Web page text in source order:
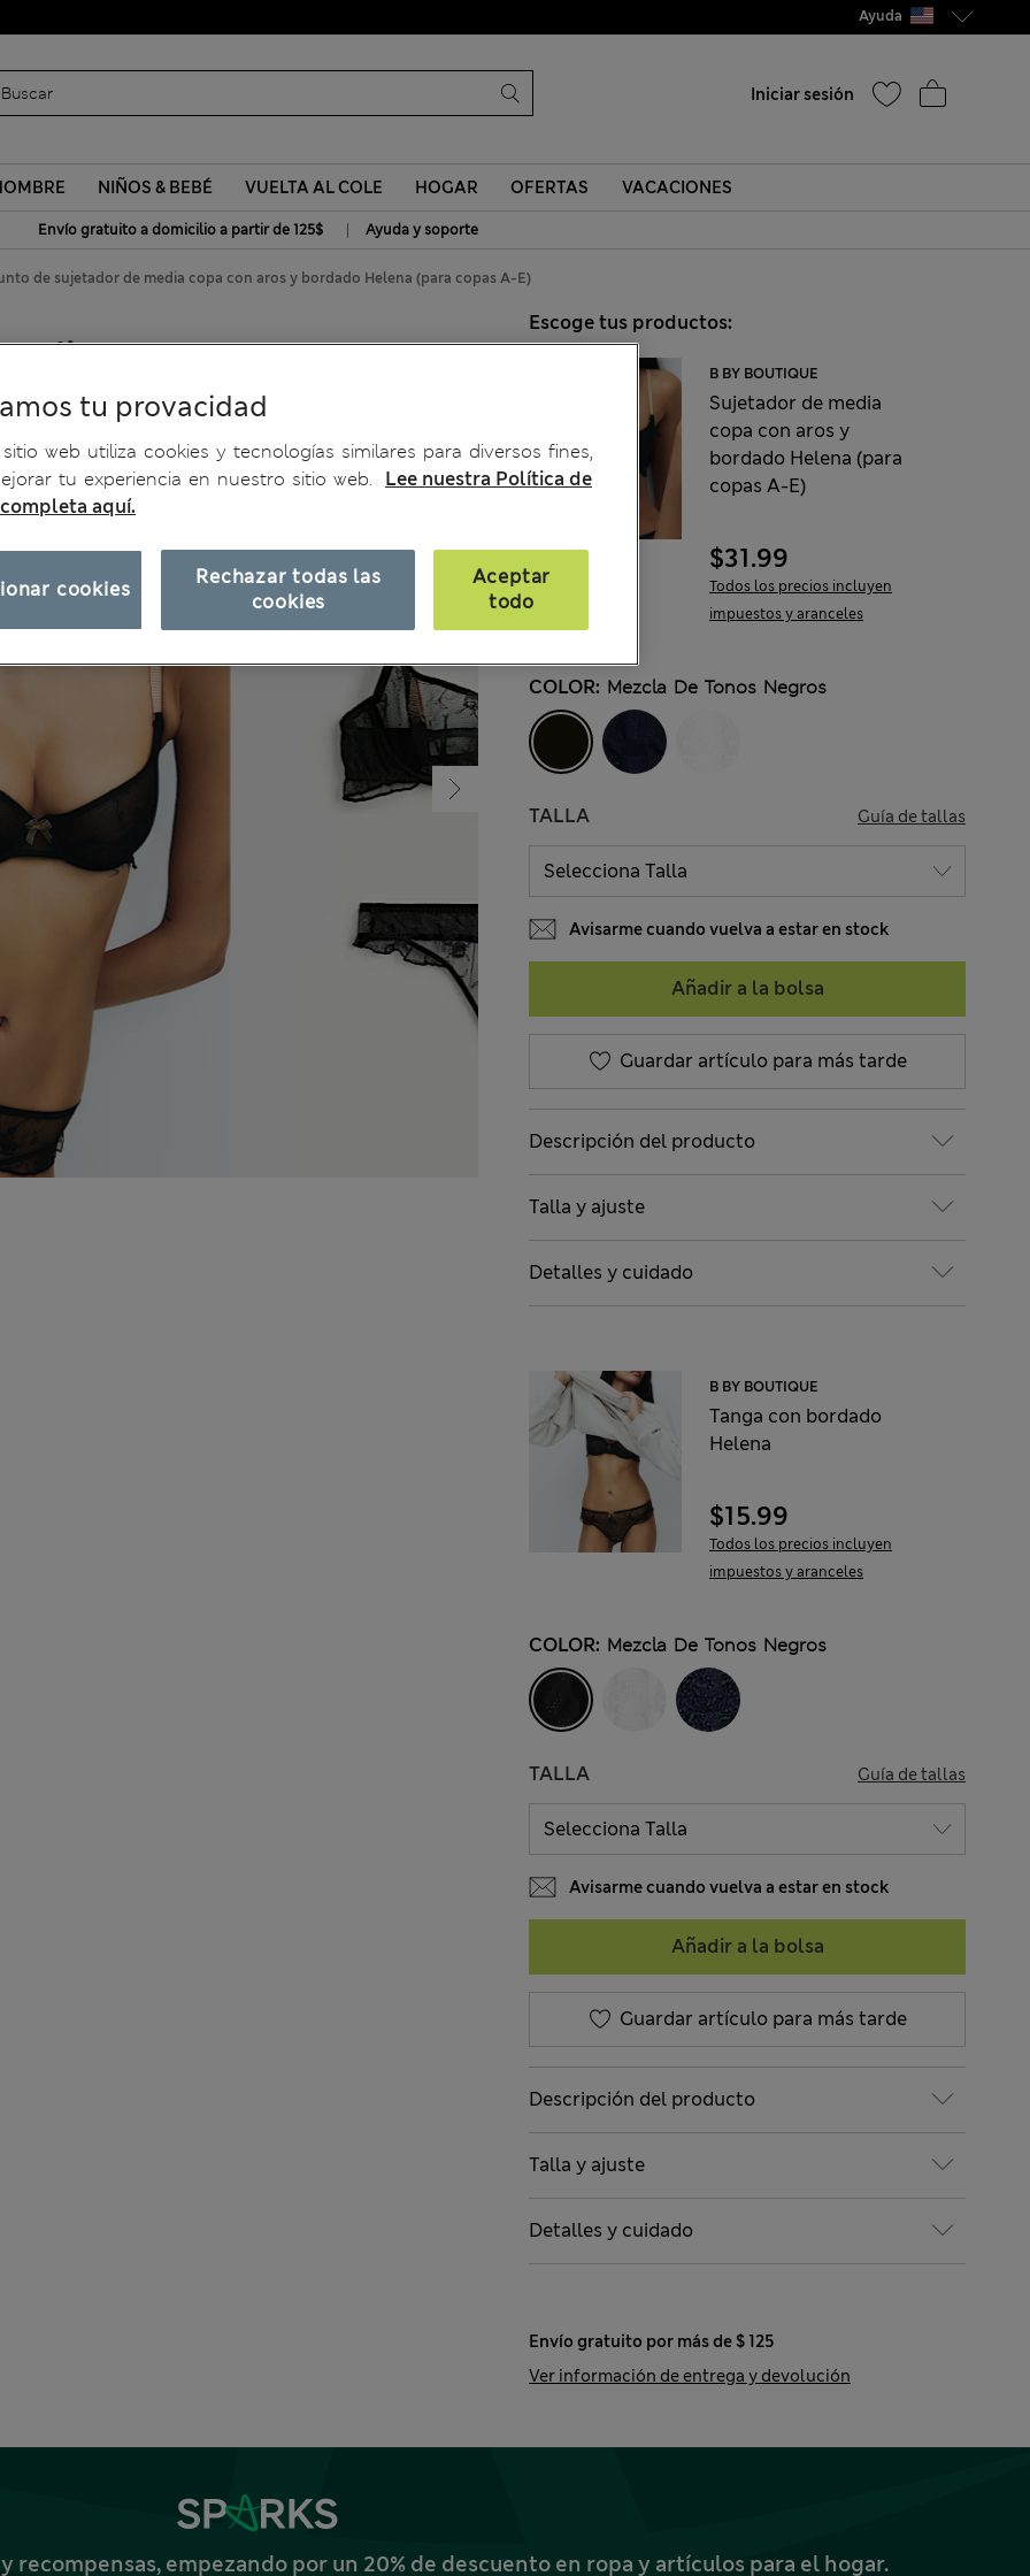
Ayuda
Iniciar sesión
NIÑOS & BEBÉ VUELTA AL COLE HOGAR OFERTAS VACACIONES
Envío gratuito a domicilio a partir de 125$ | Ayuda y soporte
de sujetador de media copa con aros y bordado Helena (para copas A-E)
copa con aros y
A-E)
Escoge tus productos:
B BY BOUTIQUE
Sujetador de media
copa con aros y
bordado Helena (para
copas A-E)
$31.99
Todos los precios incluyen
impuestos y aranceles
COLOR: Mezcla De Tonos Negros
TALLA Guía de tallas
Avisarme cuando vuelva a estar en stock
Añadir a la bolsa
Guardar artículo para más tarde
Descripción del producto
Talla y ajuste
Detalles y cuidado
B BY BOUTIQUE
Tanga con bordado
Helena
$15.99
Todos los precios incluyen
impuestos y aranceles
COLOR: Mezcla De Tonos Negros
TALLA Guía de tallas
Avisarme cuando vuelva a estar en stock
Añadir a la bolsa
Guardar artículo para más tarde
Descripción del producto
Talla y ajuste
Detalles y cuidado
Envío gratuito por más de $ 125
Ver información de entrega y devolución
recompensas, empezando por un 20% de descuento en ropa y artículos para el hogar.
tu provacidad
web utiliza cookies y tecnologías similares para diversos fines,
tu experiencia en nuestro sitio web.
Lee nuestra Política de
aquí.
Rechazar todas las
cookies
Aceptar
todo
cookies